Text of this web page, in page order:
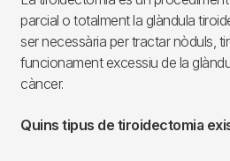
parcial o totalment la glàndula
ser necessària per tractar nòduls,
funcionament excessiu de la
càncer.
Quins tipus de tiroidectomia